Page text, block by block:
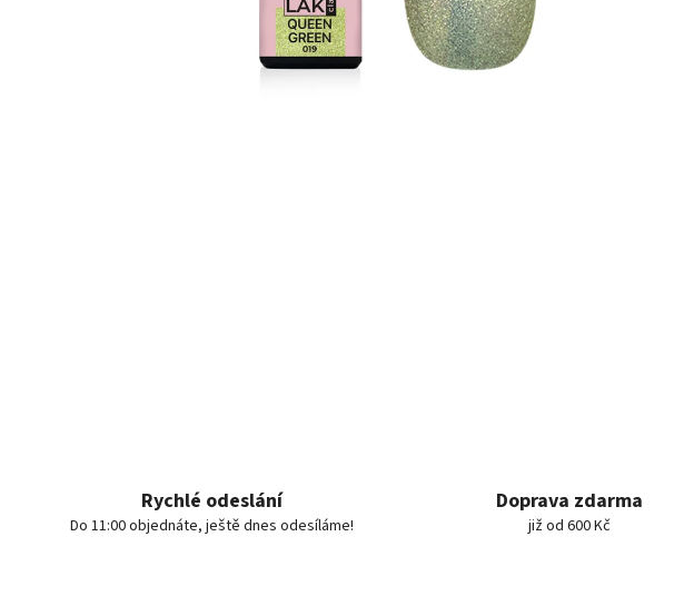
Rychlé odeslání
Do 11:00 objednáte, ještě dnes odesíláme!
Doprava zdarma
již od 600 Kč